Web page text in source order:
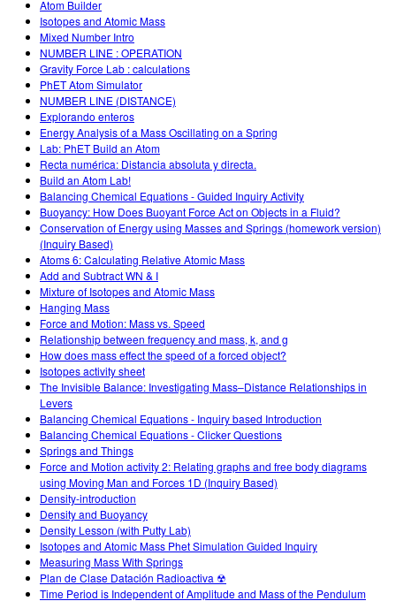
Atom Builder
Isotopes and Atomic Mass
Mixed Number Intro
NUMBER LINE : OPERATION
Gravity Force Lab : calculations
PhET Atom Simulator
NUMBER LINE (DISTANCE)
Explorando enteros
Energy Analysis of a Mass Oscillating on a Spring
Lab: PhET Build an Atom
Recta numérica: Distancia absoluta y directa.
Build an Atom Lab!
Balancing Chemical Equations - Guided Inquiry Activity
Buoyancy: How Does Buoyant Force Act on Objects in a Fluid?
Conservation of Energy using Masses and Springs (homework version)
(Inquiry Based)
Atoms 6: Calculating Relative Atomic Mass
Add and Subtract WN & I
Mixture of Isotopes and Atomic Mass
Hanging Mass
Force and Motion: Mass vs. Speed
Relationship between frequency and mass, k, and g
How does mass effect the speed of a forced object?
Isotopes activity sheet
The Invisible Balance: Investigating Mass–Distance Relationships in
Levers
Balancing Chemical Equations - Inquiry based Introduction
Balancing Chemical Equations - Clicker Questions
Springs and Things
Force and Motion activity 2: Relating graphs and free body diagrams
using Moving Man and Forces 1D (Inquiry Based)
Density-introduction
Density and Buoyancy
Density Lesson (with Putty Lab)
Isotopes and Atomic Mass Phet Simulation Guided Inquiry
Measuring Mass With Springs
Plan de Clase Datación Radioactiva ☢
Time Period is Independent of Amplitude and Mass of the Pendulum